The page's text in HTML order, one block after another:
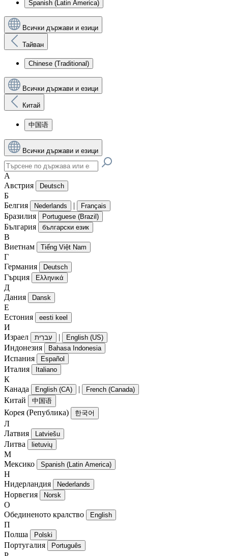
Spanish (Latin America)
Всички държави и езици
Тайван
Chinese (Traditional)
Всички държави и езици
Китай
中国语
Всички държави и езици
А
Австрия
Deutsch
Б
Белгия
Nederlands | Français
Бразилия Portuguese (Brazil)
България български език
В
Виетнам
Tiếng Việt Nam
Г
Германия
Deutsch
Гърция Ελληνικά
Д
Дания
Dansk
Е
Естония
eesti keel
И
Израел
עִברִית | English (US)
Индонезия Bahasa Indonesia
Испания Español
Италия Italiano
К
Канада
English (CA) | French (Canada)
Китай 中国语
Корея (Република) 한국어
Л
Латвия
Latviešu
Литва lietuvių
М
Мексико
Spanish (Latin America)
Н
Нидерландия
Nederlands
Норвегия Norsk
О
Обединеното кралство
English
П
Полша
Polski
Португалия Português